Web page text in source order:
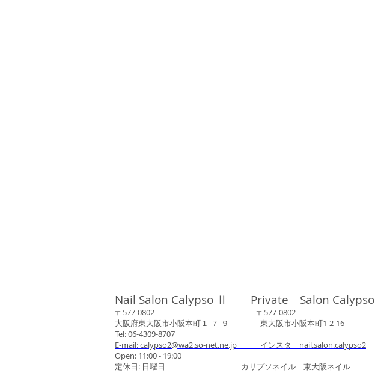
Nail Salon Calypso Ⅱ Private Salon Calypso
〒577-0802 〒577-0802
大阪府東大阪市小阪本町１‐７‐９ 東大阪市小阪本町1-2-16
Tel: 06-4309-8707
E-mail: calypso2@wa2.so-net.ne.jp インスタ nail.salon.calypso2
Open: 11:00 - 19:00
定休日: 日曜日 カリプソネイル 東大阪ネイル